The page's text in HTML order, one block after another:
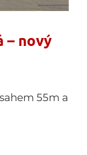
– nový
55m a